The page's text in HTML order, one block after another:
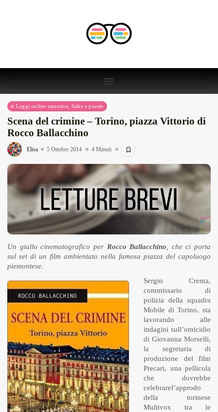
Leggi online narrativa, fiabe e poesie
Scena del crimine – Torino, piazza Vittorio di
Rocco Ballacchino
Elisa 5 Ottobre 2014 4 Minuti
Un giallo cinematografico per Rocco Ballacchino , che ci porta
sul set di un film ambientato nella famosa piazza del capoluogo
piemontese.
Sergio Crema,
commissario di
polizia della squadra
Mobile di Torino, sta
lavorando alle
indagini sull’omicidio
di Giovanna Morselli,
la segretaria di
produzione del film
Precari, una pellicola
che dovrebbe
celebrarel’approdo
della torinese
Multivox tra le